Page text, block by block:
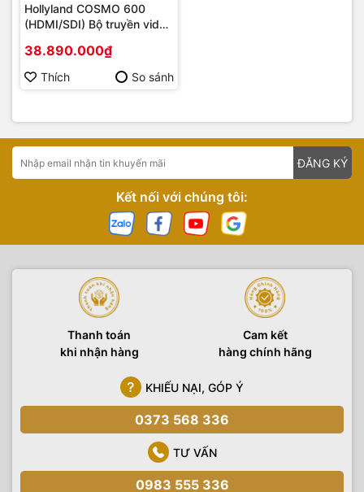
Hollyland COSMO 600
(HDMI/SDI) Bộ truyền video
Hãng
38.890.000₫
Thích So sánh
ĐĂNG KÝ
Kết nối với chúng tôi:
Thanh toán
khi nhận hàng
Cam kết
hàng chính hãng
KHIẾU NẠI, GÓP Ý
0373 568 336
TƯ VẤN
0983 555 336